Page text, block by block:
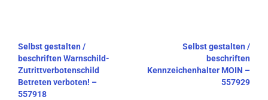
Beitragsnavigation
Selbst gestalten /
beschriften Warnschild-
Zutrittverbotenschild
Betreten verboten! –
557918
Selbst gestalten /
beschriften
Kennzeichenhalter MOIN –
557929